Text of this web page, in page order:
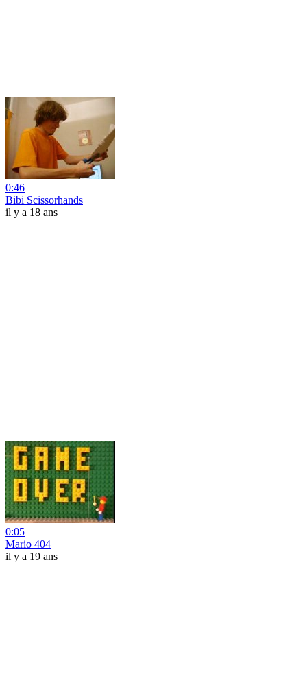
0:46
Bibi Scissorhands
il y a 18 ans
0:05
Mario 404
il y a 19 ans